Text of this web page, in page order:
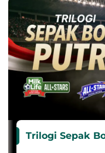
Trilogi Sepak